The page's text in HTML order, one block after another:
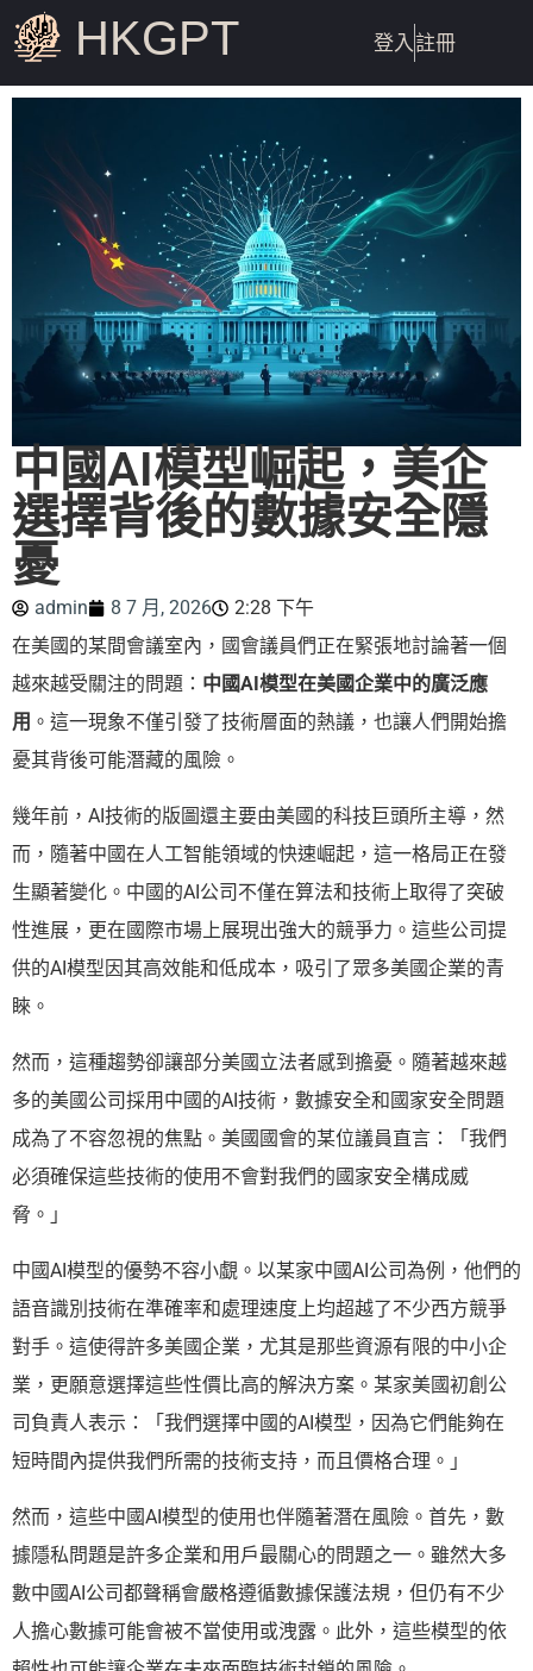
HKGPT 登入註冊
中國AI模型崛起，美企
選擇背後的數據安全隱
憂
admin 8 7 月, 2026
2:28 下午
在美國的某間會議室內，國會議員們正在緊張地討論著一個
越來越受關注的問題： 中國AI模型在美國企業中的廣泛應
用 。這一現象不僅引發了技術層面的熱議，也讓人們開始擔
憂其背後可能潛藏的風險。
幾年前，AI技術的版圖還主要由美國的科技巨頭所主導，然
而，隨著中國在人工智能領域的快速崛起，這一格局正在發
生顯著變化。中國的AI公司不僅在算法和技術上取得了突破
性進展，更在國際市場上展現出強大的競爭力。這些公司提
供的AI模型因其高效能和低成本，吸引了眾多美國企業的青
睞。
然而，這種趨勢卻讓部分美國立法者感到擔憂。隨著越來越
多的美國公司採用中國的AI技術，數據安全和國家安全問題
成為了不容忽視的焦點。美國國會的某位議員直言：「我們
必須確保這些技術的使用不會對我們的國家安全構成威
脅。」
中國AI模型的優勢不容小覷。以某家中國AI公司為例，他們的
語音識別技術在準確率和處理速度上均超越了不少西方競爭
對手。這使得許多美國企業，尤其是那些資源有限的中小企
業，更願意選擇這些性價比高的解決方案。某家美國初創公
司負責人表示：「我們選擇中國的AI模型，因為它們能夠在
短時間內提供我們所需的技術支持，而且價格合理。」
然而，這些中國AI模型的使用也伴隨著潛在風險。首先，數
據隱私問題是許多企業和用戶最關心的問題之一。雖然大多
數中國AI公司都聲稱會嚴格遵循數據保護法規，但仍有不少
人擔心數據可能會被不當使用或洩露。此外，這些模型的依